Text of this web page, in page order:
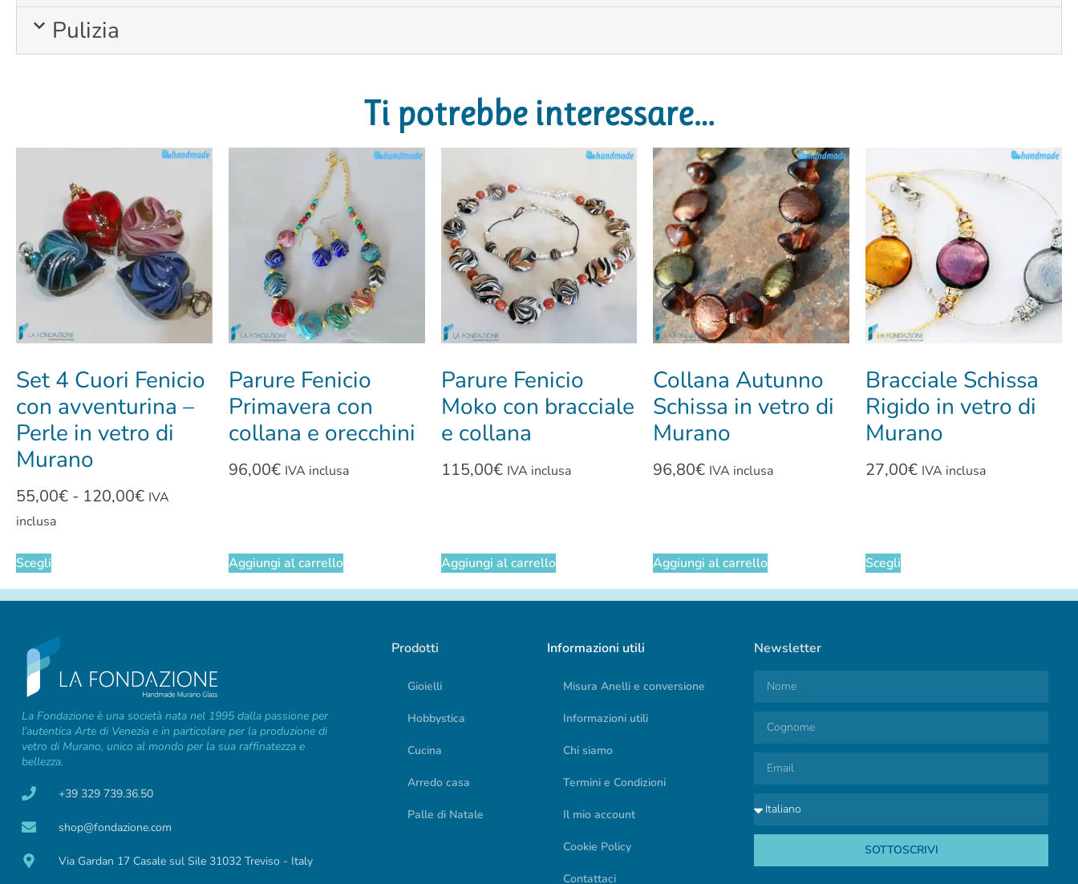
Pulizia
Ti potrebbe interessare…
Set 4 Cuori Fenicio
con avventurina –
Perle in vetro di
Murano
55,00€ - 120,00€ IVA
inclusa
Scegli
Parure Fenicio
Primavera con
collana e orecchini
96,00€ IVA inclusa
Aggiungi al carrello
Parure Fenicio
Moko con bracciale
e collana
115,00€ IVA inclusa
Aggiungi al carrello
Collana Autunno
Schissa in vetro di
Murano
96,80€ IVA inclusa
Aggiungi al carrello
Bracciale Schissa
Rigido in vetro di
Murano
27,00€ IVA inclusa
Scegli
La Fondazione è una società nata nel 1995 dalla passione per
l’autentica Arte di Venezia e in particolare per la produzione di
vetro di Murano, unico al mondo per la sua raffinatezza e
bellezza.
+39 329 739.36.50
shop@fondazione.com
Via Gardan 17 Casale sul Sile 31032 Treviso - Italy
Prodotti
Gioielli
Hobbystica
Cucina
Arredo casa
Palle di Natale
Informazioni utili
Misura Anelli e conversione
Informazioni utili
Chi siamo
Termini e Condizioni
Il mio account
Cookie Policy
Contattaci
Newsletter
SOTTOSCRIVI